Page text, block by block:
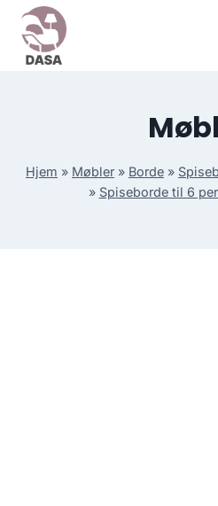
Skip
content
Hjem » Møbler » Borde »
» Spiseborde til 6